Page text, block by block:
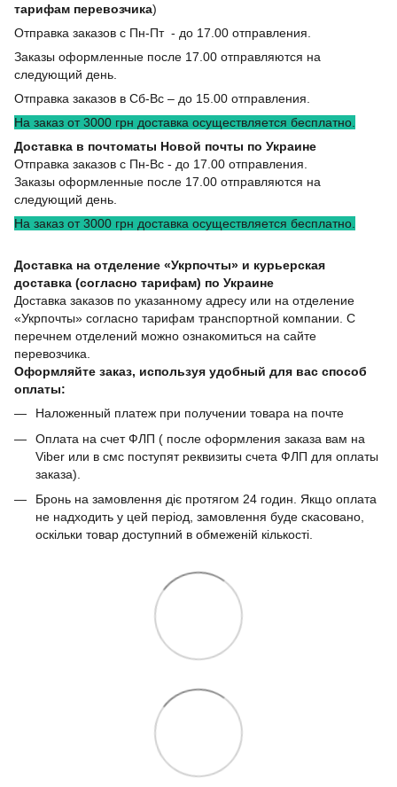
тарифам перевозчика)
Отправка заказов с Пн-Пт - до 17.00 отправления.
Заказы оформленные после 17.00 отправляются на
следующий день.
Отправка заказов в Сб-Вс – до 15.00 отправления.
На заказ от 3000 грн доставка осуществляется бесплатно.
Доставка в почтоматы Новой почты по Украине
Отправка заказов с Пн-Вс - до 17.00 отправления.
Заказы оформленные после 17.00 отправляются на
следующий день.
На заказ от 3000 грн доставка осуществляется бесплатно.
Доставка на отделение «Укрпочты» и курьерская
доставка (согласно тарифам) по Украине
Доставка заказов по указанному адресу или на отделение
«Укрпочты» согласно тарифам транспортной компании. С
перечнем отделений можно ознакомиться на сайте
перевозчика.
Оформляйте заказ, используя удобный для вас способ
оплаты:
Наложенный платеж при получении товара на почте
Оплата на счет ФЛП ( после оформления заказа вам на
Viber или в смс поступят реквизиты счета ФЛП для оплаты
заказа).
Бронь на замовлення діє протягом 24 годин. Якщо оплата
не надходить у цей період, замовлення буде скасовано,
оскільки товар доступний в обмеженій кількості.